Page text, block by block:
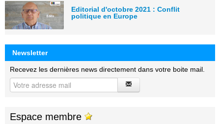
Editorial d'octobre 2021 : Conflit
politique en Europe
Newsletter
Recevez les dernières news directement dans votre boite mail.
Espace membre